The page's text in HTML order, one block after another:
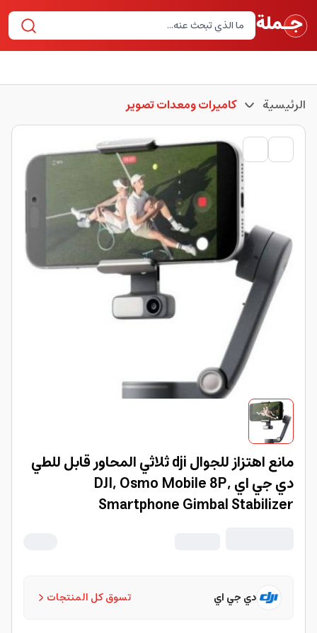
الرئيسية كاميرات ومعدات تصوير
مانع اهتزاز للجوال dji ثلاثي المحاور قابل للطي
دي جي اي DJI, Osmo Mobile 8P,
Smartphone Gimbal Stabilizer
تسوق كل المنتجات دي جي اي